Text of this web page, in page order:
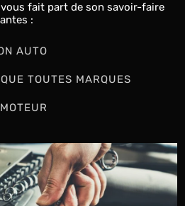
fait part de son savoir-faire
:
AUTO
TOUTES MARQUES